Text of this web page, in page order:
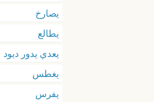
يصارخ
يطالع
يعدي يدور ديود
يغطس
يفرس